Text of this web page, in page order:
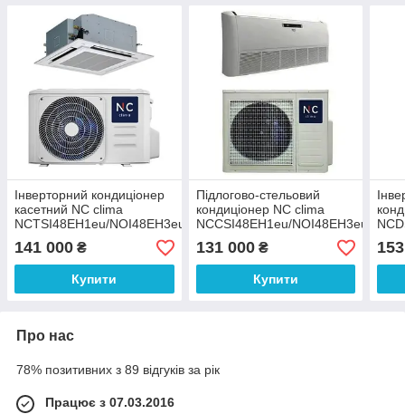
Інверторний кондиціонер
касетний NC clima
NCTSI48EH1eu/NOI48EH3eu/NCP-
24-60EHeu
141 000 ₴
Купити
Підлогово-стельовий
кондиціонер NC clima
NCCSI48EH1eu/NOI48EH3eu
Inverter
131 000₴
Купити
Про нас
78% позитивних з 89 відгуків за рік
Працює з 07.03.2016